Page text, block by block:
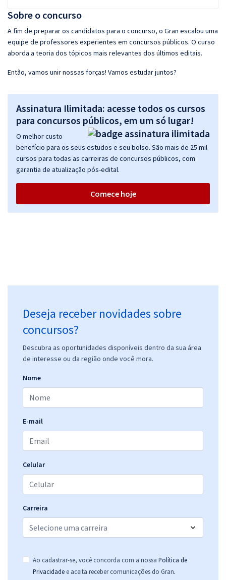
Sobre o concurso
A fim de preparar os candidatos para o concurso, o Gran escalou uma
equipe de professores experientes em concursos públicos. O curso
aborda a teoria dos tópicos mais relevantes dos últimos editais.
Então, vamos unir nossas forças! Vamos estudar juntos?
Assinatura Ilimitada: acesse todos os cursos
para concursos públicos, em um só lugar!
O melhor custo
benefício para os seus estudos e seu bolso. São mais de 25 mil
cursos para todas as carreiras de concursos públicos, com
garantia de atualização pós-edital.
Comece hoje
Deseja receber novidades sobre
concursos?
Descubra as oportunidades disponíveis dentro da sua área
de interesse ou da região onde você mora.
Nome
E-mail
Celular
Carreira
Ao cadastrar-se, você concorda com a nossa Política de
Privacidade e aceita receber comunicações do Gran.